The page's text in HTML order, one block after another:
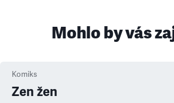
Mohlo by vás
Komiks
Zen žen